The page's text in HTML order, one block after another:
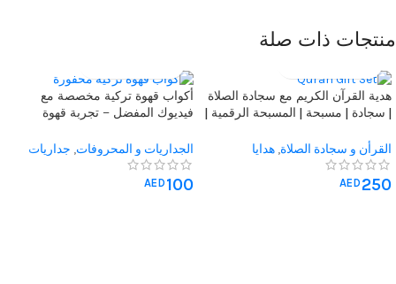
منتجات ذات صلة
هدية القرآن الكريم مع سجادة الصلاة
| سجادة | مسبحة | المسبحة الرقمية |
أنيقة
القرأن و سجادة الصلاة, هدايا
المناسبات,هدايا الحج والعمرة
الزفاف, هدية الذكرى السنويةAED 250
أكواب قهوة تركية مخصصة مع
فيديوك المفضل – تجربة قهوة
الجداريات و المحروفات, جداريات
القهوه,هدايا المناسبات
هدايا الزفاف
AED 100